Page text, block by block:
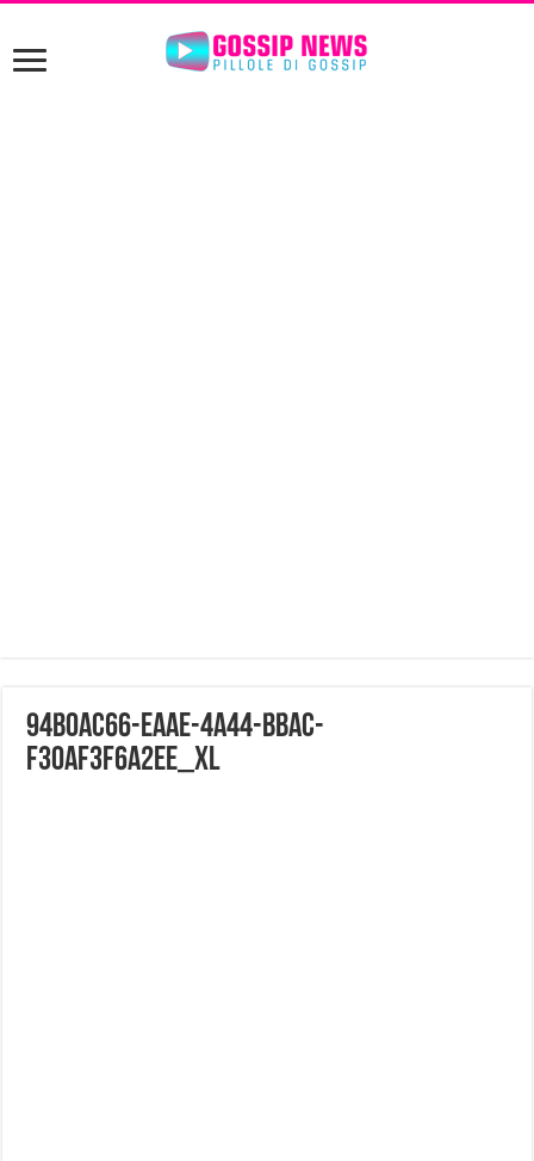
94b0ac66-eaae-4a44-bbac-
f30af3f6a2ee_xl